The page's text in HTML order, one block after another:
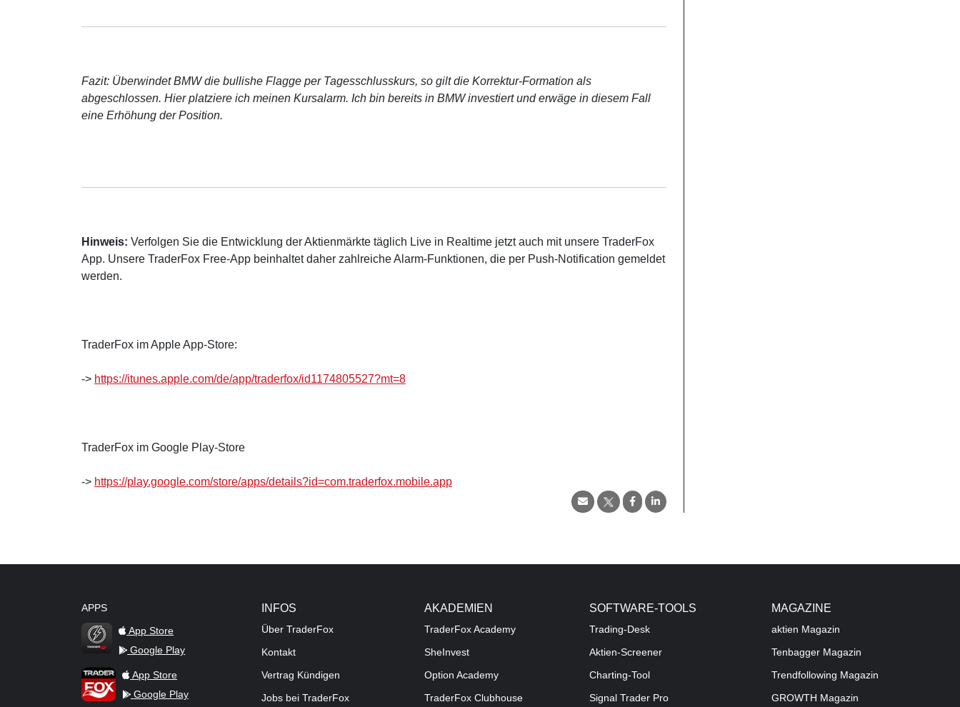
Fazit: Überwindet BMW die bullishe Flagge per Tagesschlusskurs, so gilt die Korrektur-Formation als
abgeschlossen. Hier platziere ich meinen Kursalarm. Ich bin bereits in BMW investiert und erwäge in diesem Fall
eine Erhöhung der Position.
Hinweis: Verfolgen Sie die Entwicklung der Aktienmärkte täglich Live in Realtime jetzt auch mit unsere TraderFox
App. Unsere TraderFox Free-App beinhaltet daher zahlreiche Alarm-Funktionen, die per Push-Notification gemeldet
werden.
TraderFox im Apple App-Store:
-> https://itunes.apple.com/de/app/traderfox/id1174805527?mt=8
TraderFox im Google Play-Store
-> https://play.google.com/store/apps/details?id=com.traderfox.mobile.app
APPS
TraderFox Flash
App Store
Google Play
TraderFox AppApp Store
Google Play
INFOS
Über TraderFox
Kontakt
Vertrag Kündigen
Jobs bei TraderFox
AKADEMIEN
TraderFox Academy
SheInvest
Option Academy
TraderFox Clubhouse
SOFTWARE-TOOLS
Trading-Desk
Aktien-Screener
Charting-Tool
Signal Trader Pro
MAGAZINE
aktien Magazin
Tenbagger Magazin
Trendfollowing Magazin
GROWTH Magazin